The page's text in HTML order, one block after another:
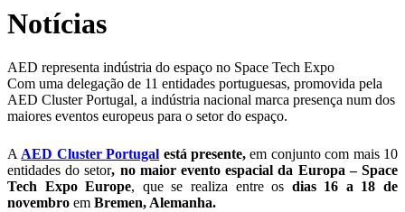
Notícias
AED representa indústria do espaço no Space Tech Expo
Com uma delegação de 11 entidades portuguesas, promovida pela
AED Cluster Portugal, a indústria nacional marca presença num dos
maiores eventos europeus para o setor do espaço.
A AED Cluster Portugal está presente,em conjunto com mais 10
entidades do setor, no maior evento espacial da Europa – Space
Tech Expo Europe, que se realiza entre os dias 16 a 18 de
novembro em Bremen, Alemanha.